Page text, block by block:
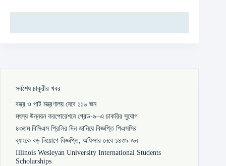
সর্বশেষ চাকুরীর খবর
বস্ত্র ও পাট মন্ত্রণালয় নেবে ১১৬ জন
মৎস্য উন্নয়ন করপোরেশনে গ্রেড-৯–এ চাকরির সুযোগ
৪৩তম বিসিএস প্রিলির দিন জানিয়ে বিজ্ঞপ্তি পিএসসির
ব্যাংকে বড় নিয়োগে বিজ্ঞপ্তি, অফিসার নেবে ১৪৩৯ জন
Illinois Wesleyan University International Students
Scholarships